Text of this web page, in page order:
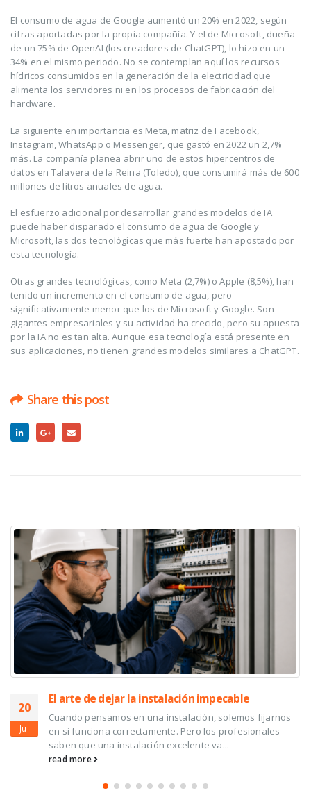
El consumo de agua de Google aumentó un 20% en 2022, según
cifras aportadas por la propia compañía. Y el de Microsoft, dueña
de un 75% de OpenAI (los creadores de ChatGPT), lo hizo en un
34% en el mismo periodo. No se contemplan aquí los recursos
hídricos consumidos en la generación de la electricidad que
alimenta los servidores ni en los procesos de fabricación del
hardware.
La siguiente en importancia es Meta, matriz de Facebook,
Instagram, WhatsApp o Messenger, que gastó en 2022 un 2,7%
más. La compañía planea abrir uno de estos hipercentros de
datos en Talavera de la Reina (Toledo), que consumirá más de 600
millones de litros anuales de agua.
El esfuerzo adicional por desarrollar grandes modelos de IA
puede haber disparado el consumo de agua de Google y
Microsoft, las dos tecnológicas que más fuerte han apostado por
esta tecnología.
Otras grandes tecnológicas, como Meta (2,7%) o Apple (8,5%), han
tenido un incremento en el consumo de agua, pero
significativamente menor que los de Microsoft y Google. Son
gigantes empresariales y su actividad ha crecido, pero su apuesta
por la IA no es tan alta. Aunque esa tecnología está presente en
sus aplicaciones, no tienen grandes modelos similares a ChatGPT.
Share this post
17
Jul
Ventilación Mecánica Controlada (VMC): la clave
para una mayor eficiencia energética y una mejor
calidad del aire interior
Cuando hablamos de eficiencia energética en los
edificios, solemos pensar en un buen aislamiento,